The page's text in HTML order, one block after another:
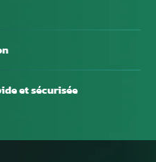
et sécurisée